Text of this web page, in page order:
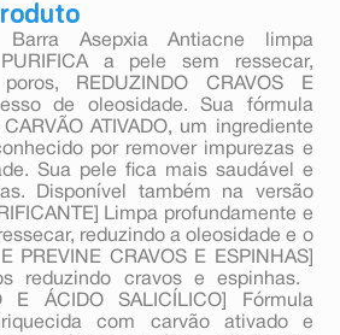
Asepxia Antiacne limpa
a pele sem ressecar,
REDUZINDO CRAVOS E
de oleosidade. Sua fórmula
ATIVADO, um ingrediente
por remover impurezas e
Sua pele fica mais saudável e
Disponível também na versão
Limpa profundamente e
reduzindo a oleosidade e o
PREVINE CRAVOS E ESPINHAS]
reduzindo cravos e espinhas. 
E ÁCIDO SALICÍLICO] Fórmula
com carvão ativado e